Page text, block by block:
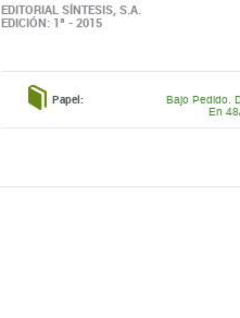
EDITORIAL SÍNTESIS, S.A.
EDICIÓN: 1ª - 2015
Papel:
Bajo Pedido.
En